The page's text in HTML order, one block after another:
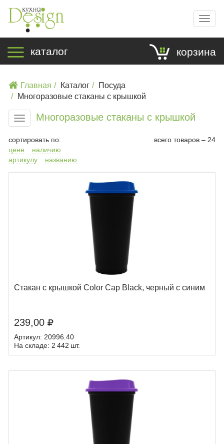
каталог корзина
Главная Каталог
Посуда
Многоразовые стаканы с крышкой
МенюМногоразовые стаканы с крышкой
сортировать по:
цене
наличию
артикулу
названию
всего товаров – 24
Стакан с крышкой Color Cap Black, черный с синим
239,00
Артикул: 20996.40
На складе: 2 442 шт.